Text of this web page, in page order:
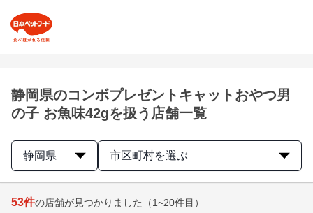
静岡県のコンボプレゼントキャットおやつ男
の子 お魚味42gを扱う店舗一覧
静岡県 市区町村を選ぶ
53件の店舗が見つかりました （1~20件目）